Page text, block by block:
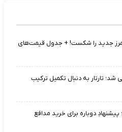
و سکه؛ طلای ۱۸ عیار مرز جدید را شکست! + جدول قیمت‌های
تارتار به دنبال تکمیل ترکیب
دوباره برای خرید مدافع